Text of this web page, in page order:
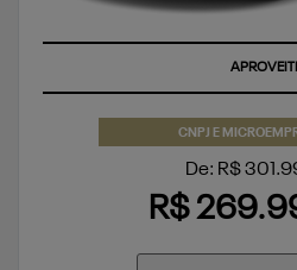
CNPJ E
De: R$
R$